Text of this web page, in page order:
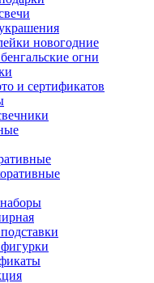
новогодние
огни
и сертификатов